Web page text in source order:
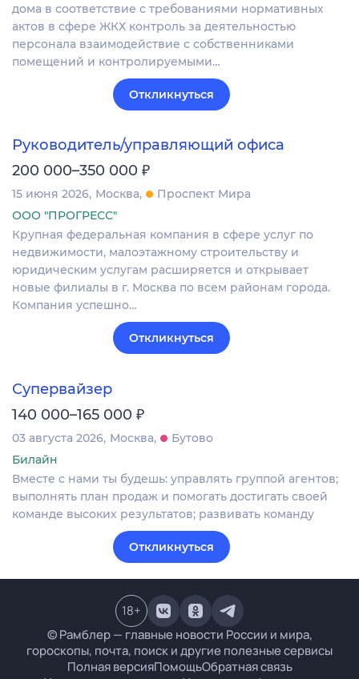
дома в соответствие с требованиями нормативных
актов в сфере ЖКХ контроль за деятельностью
персонала взаимодействие с собственниками
помещений и контролируемыми…
Откликнуться
Руководитель/управляющий офиса
200 000–350 000 ₽
15 июня 2026 Москва
Проспект Мира
ООО "ПРОГРЕСС"
Крупная федеральная компания в сфере услуг по
недвижимости, малоэтажному строительству и
юридическим услугам расширяется и открывает
новые филиалы в г. Москва по всем районам города.
Компания успешно…
Откликнуться
Супервайзер
140 000–165 000 ₽
03 августа 2026 Москва
Бутово
Билайн
Вместе с нами ты будешь: управлять группой агентов;
выполнять план продаж и помогать достигать своей
команде высоких результатов; развивать команду
Откликнуться
© Рамблер — главные новости России и мира,
гороскопы, почта, поиск и другие полезные сервисы
Полная версияПомощьОбратная связь
18+